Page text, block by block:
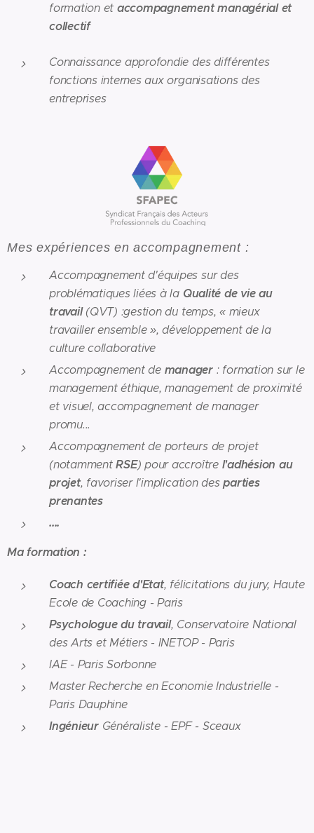
formation et accompagnement managérial et
collectif
Connaissance approfondie des différentes
fonctions internes aux organisations des
entreprises
Mes expériences en accompagnement :
Accompagnement d'équipes sur des
problématiques liées à la Qualité de vie au
travail (QVT) :gestion du temps, « mieux
travailler ensemble », développement de la
culture collaborative
Accompagnement de manager : formation sur le
management éthique, management de proximité
et visuel, accompagnement de manager
promu...
Accompagnement de porteurs de projet
(notammentRSE) pour accroître l'adhésion au
projet, favoriser l'implication desparties
prenantes
....
Ma formation :
Coach certifiée d'Etat, félicitations du jury, Haute
Ecole de Coaching - Paris
Psychologue du travail, Conservatoire National
des Arts et Métiers - INETOP - Paris
IAE - Paris Sorbonne
Master Recherche en Economie Industrielle -
Paris Dauphine
IngénieurGénéraliste - EPF - Sceaux